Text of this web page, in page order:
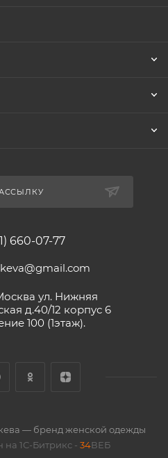
660-07-77
ул. Нижняя
д.40/12 корпус 6
100 (1этаж).
— бренд женской одежды
на 1С-Битрикс - 34ВЕБ